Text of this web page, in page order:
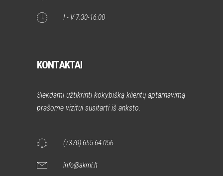
I - V 7:30-16:00
KONTAKTAI
Siekdami užtikrinti kokybišką klientų aptarnavimą
prašome vizitui susitarti iš anksto.
(+370) 655 64 056
info@akmi.lt